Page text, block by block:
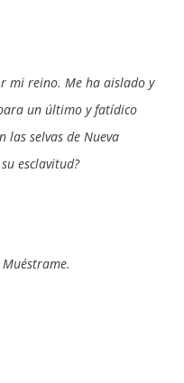
mi reino. Me ha aislado y
un último y fatídico
las selvas de Nueva
esclavitud?